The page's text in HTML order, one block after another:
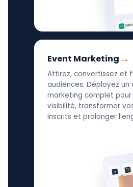
Event Marketing
Attirez, convertissez et
audiences. Déployez un
marketing complet
visibilité, transformer
inscrits et prolonger